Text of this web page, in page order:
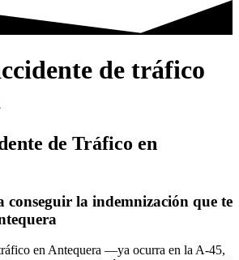
de tráfico
de Tráfico en
conseguir la indemnización que te
en Antequera —ya ocurra en la A-45,